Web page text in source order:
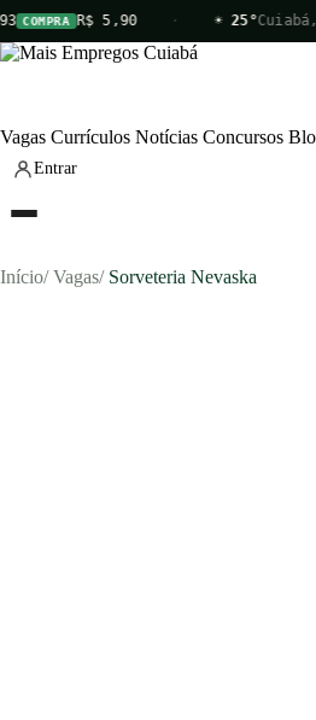
COMPRA R$ 5,90 · ☀ 25°
Vagas Currículos Notícias Concursos
Entrar
Início/ Vagas/ Sorveteria Nevaska